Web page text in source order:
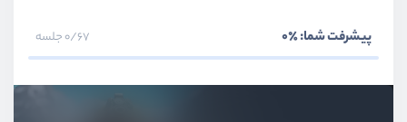
پیشرفت شما:٪0 0/67 جلسه